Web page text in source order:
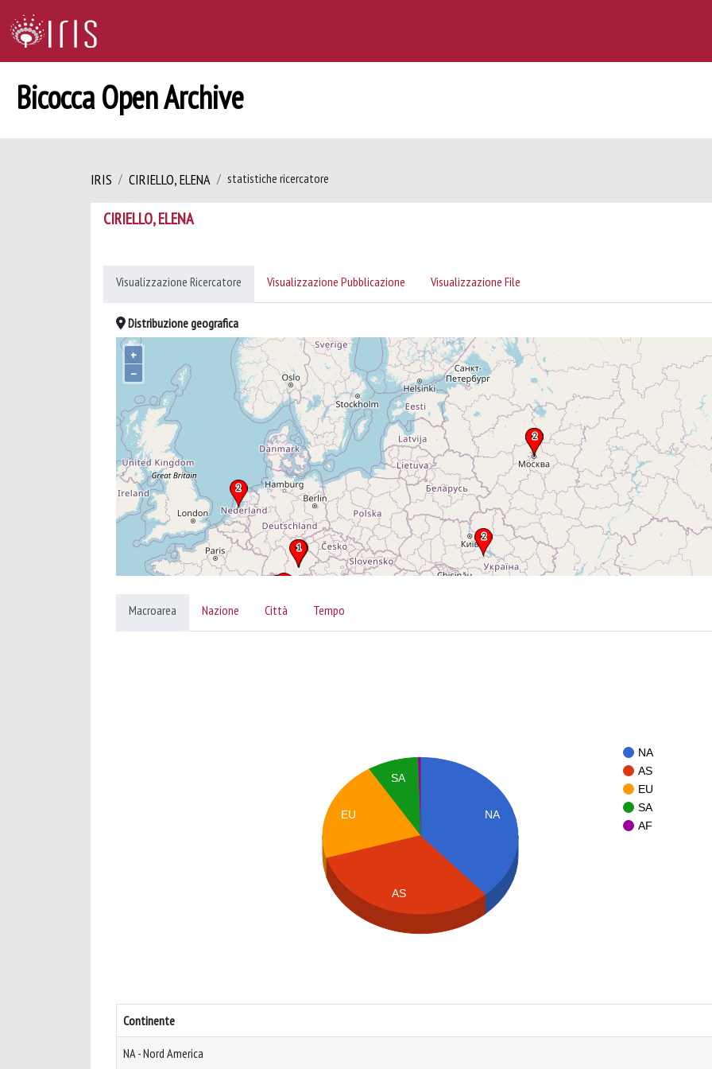
Bicocca Open Archive
IRIS CIRIELLO, ELENA statistiche ricercatore
CIRIELLO, ELENA
Visualizzazione Ricercatore Visualizzazione Pubblicazione Visualizzazione File
Distribuzione geografica
+
–
Macroarea Nazione Città Tempo
NA
AS
EU
SA
AF
NA
SA
EU
AS
Continente
NA - Nord America